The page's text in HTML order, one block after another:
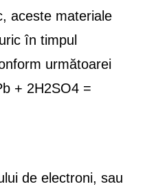
aceste materiale
în timpul
următoarei
+ 2H2SO4 =
de electroni, sau